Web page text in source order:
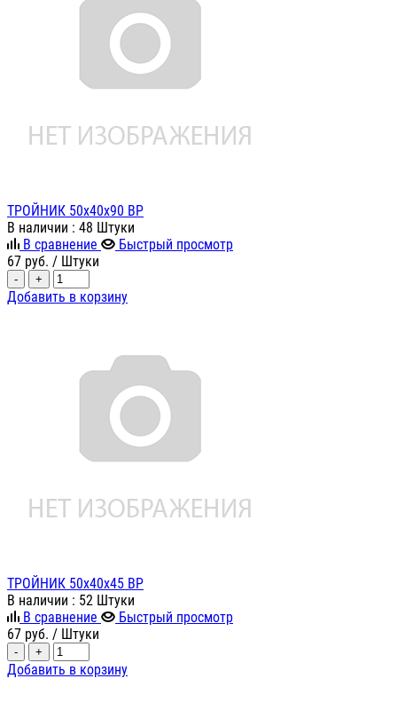
ТРОЙНИК 50х40х90 ВР
В наличии : 48 Штуки
В сравнение
Быстрый просмотр
67 руб. / Штуки
- +
Добавить в корзину
ТРОЙНИК 50х40х45 ВР
В наличии : 52 Штуки
В сравнение
Быстрый просмотр
67 руб. / Штуки
- +
Добавить в корзину